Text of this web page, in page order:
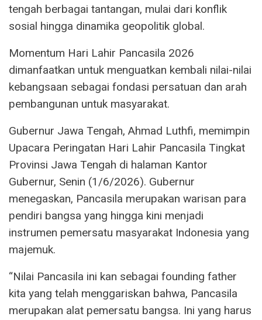
tengah berbagai tantangan, mulai dari konflik
sosial hingga dinamika geopolitik global.
Momentum Hari Lahir Pancasila 2026
dimanfaatkan untuk menguatkan kembali nilai-nilai
kebangsaan sebagai fondasi persatuan dan arah
pembangunan untuk masyarakat.
Gubernur Jawa Tengah, Ahmad Luthfi, memimpin
Upacara Peringatan Hari Lahir Pancasila Tingkat
Provinsi Jawa Tengah di halaman Kantor
Gubernur, Senin (1/6/2026). Gubernur
menegaskan, Pancasila merupakan warisan para
pendiri bangsa yang hingga kini menjadi
instrumen pemersatu masyarakat Indonesia yang
majemuk.
“Nilai Pancasila ini kan sebagai founding father
kita yang telah menggariskan bahwa, Pancasila
merupakan alat pemersatu bangsa. Ini yang harus